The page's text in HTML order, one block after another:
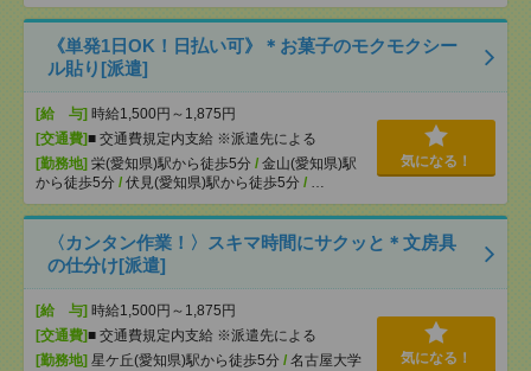
《単発1日OK！日払い可》＊お菓子のモクモクシー
ル貼り[派遣]
[給 与] 時給1,500円～1,875円
[交通費]■ 交通費規定内支給 ※派遣先による
[勤務地] 栄(愛知県)駅から徒歩5分 / 金山(愛知県)駅
から徒歩5分 / 伏見(愛知県)駅から徒歩5分 / …
気になる！
〈カンタン作業！〉スキマ時間にサクッと＊文房具
の仕分け[派遣]
[給 与] 時給1,500円～1,875円
[交通費]■ 交通費規定内支給 ※派遣先による
[勤務地] 星ケ丘(愛知県)駅から徒歩5分 / 名古屋大学 気になる！